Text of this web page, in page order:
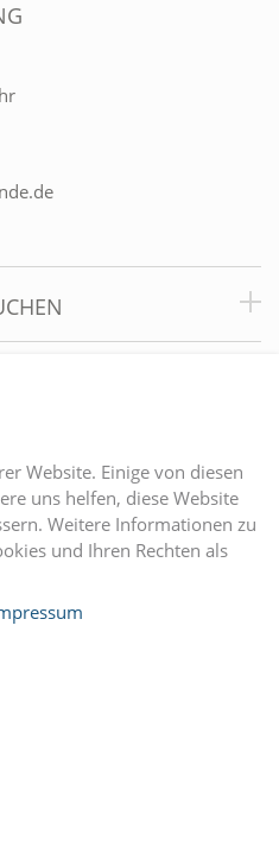
Website. Einige von diesen
uns helfen, diese Website
Weitere Informationen zu
und Ihren Rechten als